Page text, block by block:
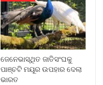
ଜେନେଭାସ୍ଥିତ ଜାତିସଂଘକୁ
ପାଞ୍ଚଟି ମୟୂର ଉପହାର ଦେଲା
ଭାରତ